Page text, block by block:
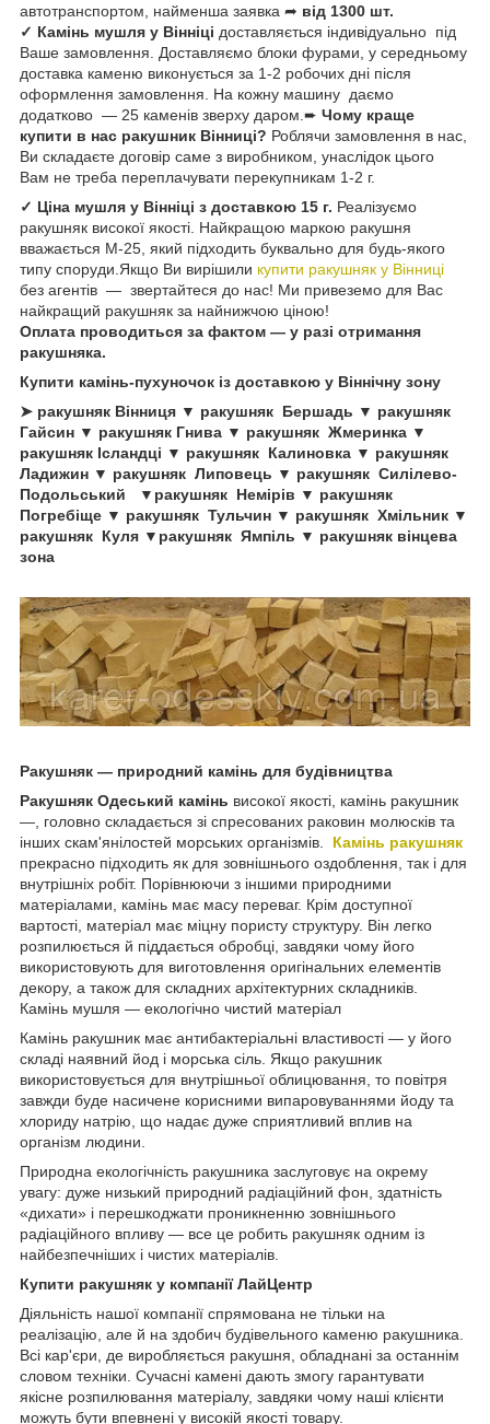
автотранспортом, найменша заявка ➦ від 1300 шт.
✓ Камінь мушля у Вінніці доставляється індивідуально під
Ваше замовлення. Доставляємо блоки фурами, у середньому
доставка каменю виконується за 1-2 робочих дні після
оформлення замовлення. На кожну машину даємо
додатково — 25 каменів зверху даром.➨ Чому краще
купити в нас ракушник Вінниці? Роблячи замовлення в нас,
Ви складаєте договір саме з виробником, унаслідок цього
Вам не треба переплачувати перекупникам 1-2 г.
✓ Ціна мушля у Вінніці з доставкою 15 г. Реалізуємо
ракушняк високої якості. Найкращою маркою ракушня
вважається М-25, який підходить буквально для будь-якого
типу споруди.Якщо Ви вирішили купити ракушняк у Вінниці
без агентів — звертайтеся до нас! Ми привеземо для Вас
найкращий ракушняк за найнижчою ціною!
Оплата проводиться за фактом — у разі отримання
ракушняка.
Купити камінь-пухуночок із доставкою у Віннічну зону
➤ ракушняк Вінниця ▼ ракушняк Бершадь ▼ ракушняк
Гайсин ▼ ракушняк Гнива ▼ ракушняк Жмеринка ▼
ракушняк Ісландці ▼ ракушняк Калиновка ▼ ракушняк
Ладижин ▼ ракушняк Липовець ▼ ракушняк Силілево-
Подольський
▼ракушняк Немірів ▼ ракушняк
Погребіще ▼ ракушняк Тульчин ▼ ракушняк Хмільник ▼
ракушняк Куля ▼ракушняк Ямпіль ▼ ракушняк вінцева
зона
Ракушняк — природний камінь для будівництва
Ракушняк Одеський камінь високої якості, камінь ракушник
—, головно складається зі спресованих раковин молюсків та
інших скам'янілостей морських організмів.
Камінь ракушняк
прекрасно підходить як для зовнішнього оздоблення, так і для
внутрішніх робіт. Порівнюючи з іншими природними
матеріалами, камінь має масу переваг. Крім доступної
вартості, матеріал має міцну пористу структуру. Він легко
розпилюється й піддається обробці, завдяки чому його
використовують для виготовлення оригінальних елементів
декору, а також для складних архітектурних складників.
Камінь мушля — екологічно чистий матеріал
Камінь ракушник має антибактеріальні властивості — у його
складі наявний йод і морська сіль. Якщо ракушник
використовується для внутрішньої облицювання, то повітря
завжди буде насичене корисними випаровуваннями йоду та
хлориду натрію, що надає дуже сприятливий вплив на
організм людини.
Природна екологічність ракушника заслуговує на окрему
увагу: дуже низький природний радіаційний фон, здатність
«дихати» і перешкоджати проникненню зовнішнього
радіаційного впливу — все це робить ракушняк одним із
найбезпечніших і чистих матеріалів.
Купити ракушняк у компанії ЛайЦентр
Діяльність нашої компанії спрямована не тільки на
реалізацію, але й на здобич будівельного каменю ракушника.
Всі кар'єри, де виробляється ракушня, обладнані за останнім
словом техніки. Сучасні камені дають змогу гарантувати
якісне розпилювання матеріалу, завдяки чому наші клієнти
можуть бути впевнені у високій якості товару.